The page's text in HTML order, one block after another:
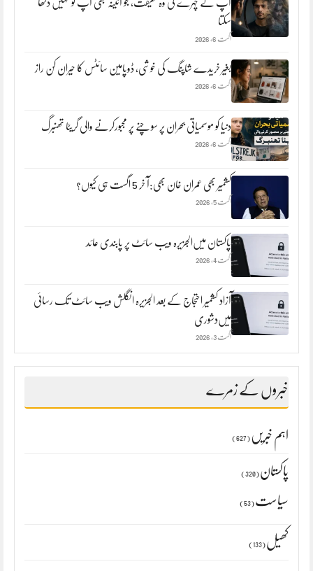
آپ کے چہرے کی وہ حقیقت، جو آئینہ بھی آپ کو نہیں دکھا
سکتا
اگست 6, 2026
بغیر خریدے شاپنگ کی خوشی، ڈوپامین سائٹس کا حیران کن راز
اگست 6, 2026
دنیا کو موسمیاتی بحران پر سوچنے پر مجبورکرنے والی گریٹا تھنبرگ
اگست 6, 2026
کشمیر بھی عمران خان بھی:آ خر 5 اگست ہی کیوں؟
اگست 5, 2026
پاکستان میں‌الجزیرہ ویب سائٹ پر پابندی عائد
اگست 4, 2026
آزاد کشمیر احتجاج کے بعد الجزیرہ انگلش ویب سائٹ تک رسائی
میں‌دشوری
اگست 3, 2026
خبروں کے زمرے
اہم خبریں (627)
پاکستان (320)
سیاست (53)
کھیل (133)